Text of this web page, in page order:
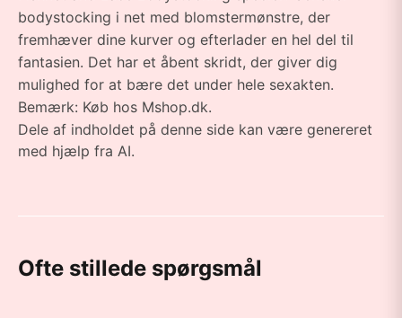
bodystocking i net med blomstermønstre, der
fremhæver dine kurver og efterlader en hel del til
fantasien. Det har et åbent skridt, der giver dig
mulighed for at bære det under hele sexakten.
Bemærk: Køb hos Mshop.dk.
Dele af indholdet på denne side kan være genereret
med hjælp fra AI.
Ofte stillede spørgsmål